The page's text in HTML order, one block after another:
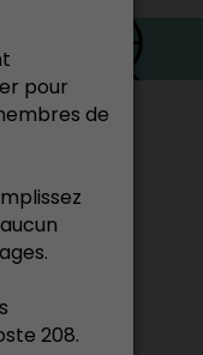
pour
de
208.